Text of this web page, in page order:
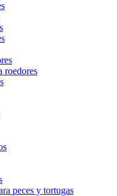
roedores
peces y tortugas